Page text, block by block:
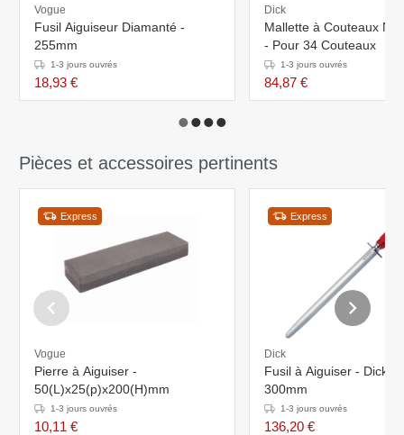
Vogue
Fusil Aiguiseur Diamanté -
255mm
1-3 jours ouvrés
18,93 €
Dick
Mallette à Couteaux
- Pour 34 Couteaux
1-3 jours ouvrés
84,87 €
Pièces et accessoires pertinents
Express
Vogue
Pierre à Aiguiser -
50(L)x25(p)x200(H)mm
1-3 jours ouvrés
10,11 €
Express
Dick
Fusil à Aiguiser -
300mm
1-3 jours ouvrés
136,20 €